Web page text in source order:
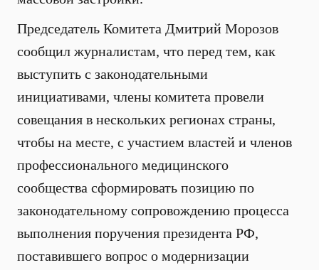
Председатель Комитета Дмитрий Морозов
сообщил журналистам, что перед тем, как
выступить с законодательными
инициативами, члены комитета провели
совещания в нескольких регионах страны,
чтобы на месте, с участием властей и членов
профессионального медицинского
сообщества сформировать позицию по
законодательному сопровождению процесса
выполнения поручения президента РФ,
поставившего вопрос о модернизации